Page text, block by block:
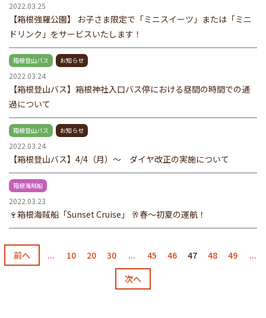
2022.03.25
【箱根強羅公園】 お子さま限定で「ミニスイーツ」または「ミニ
ドリンク」をサービスいたします！
箱根登山バス お知らせ
2022.03.24
【箱根登山バス】箱根神社入口バス停における昼間の時間での通
過について
箱根登山バス お知らせ
2022.03.24
【箱根登山バス】4/4（月）～ ダイヤ改正の実施について
箱根海賊船
2022.03.23
🍷箱根海賊船「Sunset Cruise」 🥂春～初夏の運航！
前へ ... 10 20 30 ... 45 46 47 48 49
...
次へ